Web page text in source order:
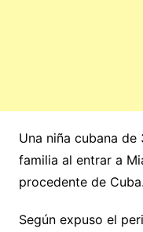
Una niña cubana
familia al entrar a
procedente de Cuba.
Según expuso el